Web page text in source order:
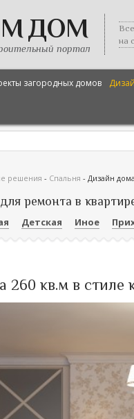
ДОМ
портал
на
загородных домов
решения - Спальня - Дизайн
ремонта в
Детская Иное
260 кв.м в стиле